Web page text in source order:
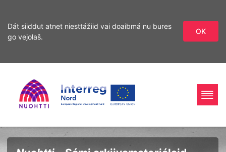
Dát siiddut atnet niesttážiid vai doaibmá nu bures
go vejolaš.
OK
ohcamii
sisdollui
Home Interreg
Ohcan